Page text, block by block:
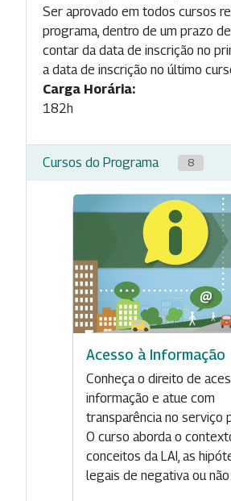
Ser aprovado em todos cursos
programa, dentro de um prazo
contar da data de inscrição no
a data de inscrição no último
Carga Horária:
182h
Cursos do Programa 8
Acesso à Informação
Conheça o direito de
informação e atue com
transparência no serviço
O curso aborda o
conceitos da LAI, as
legais de negativa ou não